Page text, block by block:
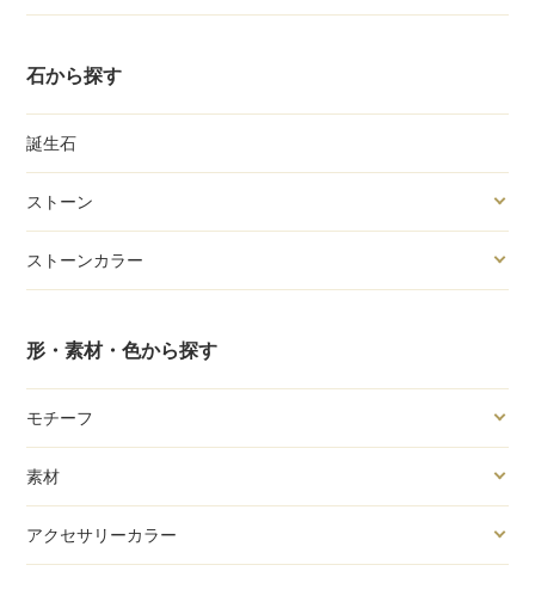
石から探す
誕生石
ストーン
ストーンカラー
形・素材・色から探す
モチーフ
素材
アクセサリーカラー